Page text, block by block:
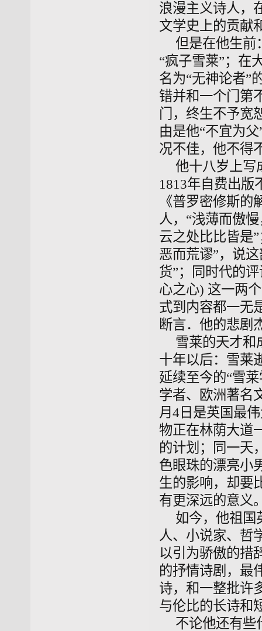
浪漫主义诗人，
文学史上的贡献
但是在他生前
“疯子雪莱”；在
名为“无神论者”
错并和一个门第
门
，终生不予宽
由是他“不宜为
况不佳，他不得
他十八岁上写
1813年自费出版
《普罗密修斯的
人，“浅薄而傲
云之处比比皆是
恶而荒谬”，说
货”；同时代的
心之心) 这一两
式到内容都一无
断言．他的悲剧
雪莱的天才和
十年以后：雪莱
延续至今的“雪
学者、欧洲著名
月4日是英国最
物正在林荫大道
的计划；同一天
色眼珠的漂亮小
生的影响，却要
有更深远的意义
如今，他祖国
人、小说家、哲
以引为骄傲的措
的抒情诗剧，最
诗，和一整批许
与伦比的长诗和
不论他还有些